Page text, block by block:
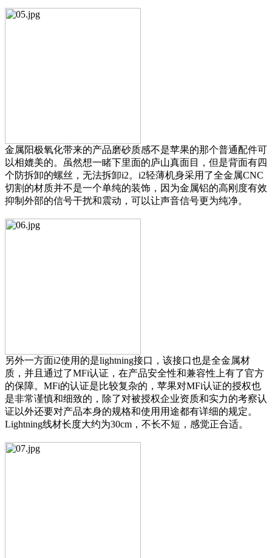
金属阳极氧化带来的产品磨砂质感不是苹果的那个普通配件可
以相媲美的。虽然想一睹下里面的庐山真面目，但是背面有四
个防拆卸的螺丝，无法拆卸i2。i2轻薄机身采用了全金属CNC
切割的材质并不是一个单纯的装饰，因为金属铝的高刚度有效
抑制外部的信号干扰和震动，可以让声音信号更为纯净。
另外一方面i2使用的是lightning接口，该接口也是全金属材
质，并且通过了MFi认证，在产品安全性和兼容性上有了官方
的保障。MFi的认证是比较复杂的，苹果对MFi认证的授权也
是非常谨慎和细致的，除了对被授权企业资质和实力的考察认
证以外还要对产品本身的规格和使用用途都有详细的规定。
Lightning线材长度大约为30cm，不长不短，感觉正合适。